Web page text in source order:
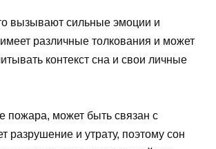
вызывают сильные эмоции и
различные толкования и может
контекст сна и свои личные
пожара, может быть связан с
и утрату, поэтому сон